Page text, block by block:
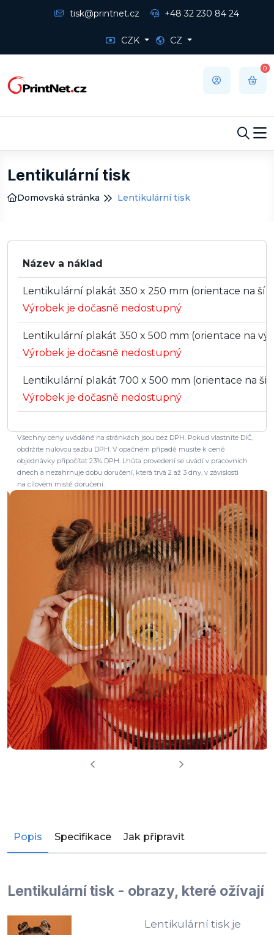
tisk@printnet.cz +48 32 230 84 24
CZK CZ
0
Lentikulární tisk
Domovská stránka Lentikulární tisk
Název a náklad
Lentikulární plakát 350 x 250 mm (orientace na
Výrobek je dočasně nedostupný
Lentikulární plakát 350 x 500 mm (orientace na
Výrobek je dočasně nedostupný
Lentikulární plakát 700 x 500 mm (orientace na
Výrobek je dočasně nedostupný
Všechny ceny uváděné na stránkách jsou bez DPH. Pokud vlastníte DIČ,
obdržíte nulovou sazbu DPH. V opačném případě musíte k ceně
objednávky připočítat 23% DPH. Lhůta provedení se uvádí v pracovních
dnech a nezahrnuje dobu doručení, která trvá 2 až 3 dny, v závislosti
na cílovém místě doručení.
Popis Specifikace Jak připravit
Lentikulární tisk - obrazy, které ožívají
Lentikulární tisk je